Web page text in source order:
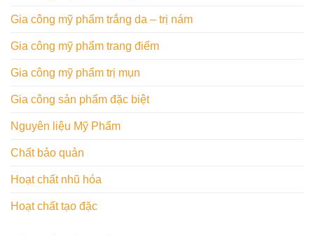
Gia công mỹ phẩm trắng da – trị nám
Gia công mỹ phẩm trang điểm
Gia công mỹ phẩm trị mụn
Gia công sản phẩm đặc biệt
Nguyên liệu Mỹ Phẩm
Chất bảo quản
Hoạt chất nhũ hóa
Hoạt chất tạo đặc